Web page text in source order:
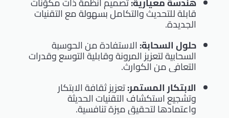
قابلة للتحديث والتكامل بسهولة مع التقنيات
الجديدة.
حلول السحابة: الاستفادة من الحوسبة
السحابية لتعزيز المرونة وقابلية التوسع وقدرات
التعافي من الكوارث.
الابتكار المستمر:تعزيز ثقافة الابتكار
وتشجيع استكشاف التقنيات الحديثة
واعتمادها لتحقيق ميزة تنافسية.